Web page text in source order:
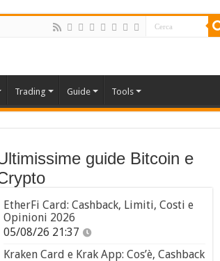
Trading Guide Tools
guide Bitcoin e
EtherFi Card: Cashback, Limiti, Costi e
Opinioni 2026
05/08/26 21:37
Kraken Card e Krak App: Cos’è, Cashback